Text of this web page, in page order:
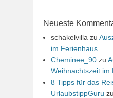
Neueste
schakelvilla zu
im Ferienhaus
Cheminee_90 zu
Weihnachtszeit im
8 Tipps für das
UrlaubstippGuru zu